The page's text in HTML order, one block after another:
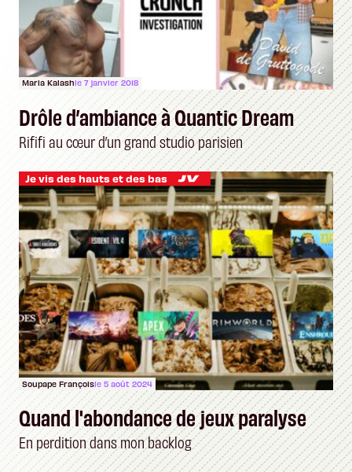
Maria Kalashle 7 janvier 2018
Drôle d’ambiance à Quantic Dream
Rififi au cœur d’un grand studio parisien
Je vis des hauts et des bas
Soupape Françoisle 5 août 2024
Quand l'abondance de jeux paralyse
En perdition dans mon backlog